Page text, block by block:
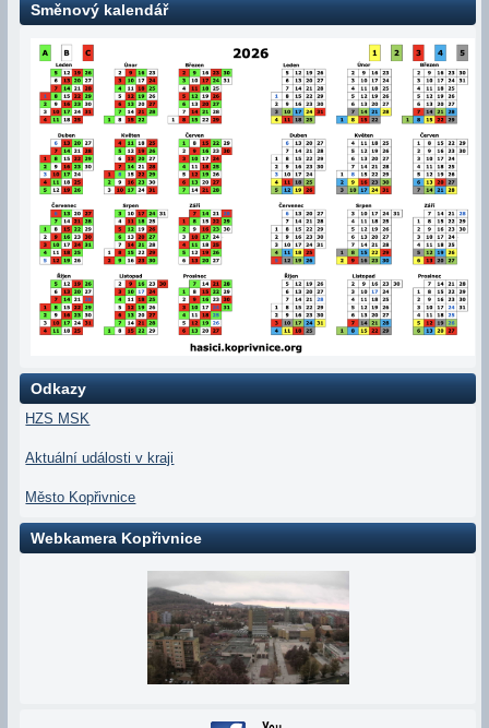
Směnový kalendář
Odkazy
HZS MSK
Aktuální události v kraji
Město Kopřivnice
Webkamera Kopřivnice